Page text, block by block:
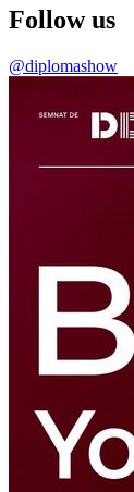
Follow us
@diplomashow